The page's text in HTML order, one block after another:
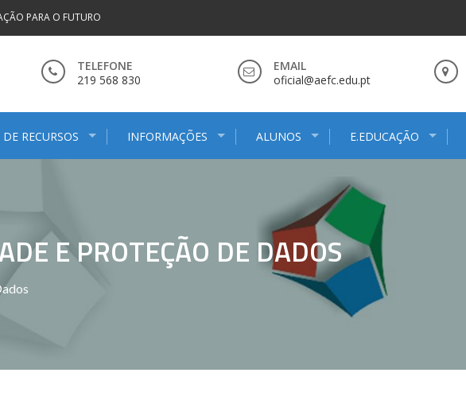
PARA O FUTURO
TELEFONE
219 568 830
EMAIL
oficial@aefc.edu.pt
RECURSOS INFORMAÇÕES ALUNOS E.EDUCAÇÃO
E PROTEÇÃO DE DADOS